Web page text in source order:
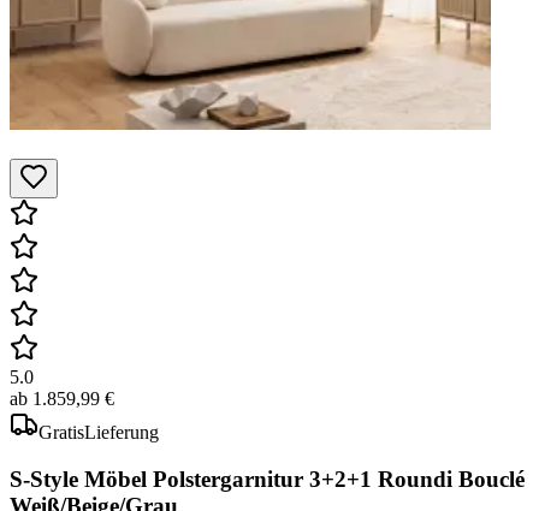
5.0
ab 1.859,99 €
GratisLieferung
S-Style Möbel Polstergarnitur 3+2+1 Roundi Bouclé
Weiß/Beige/Grau